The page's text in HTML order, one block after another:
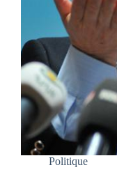
Politique